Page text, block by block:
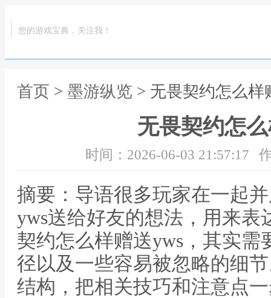
您的游戏宝典，关注我！
首页 > 墨游纵览 > 无畏契约怎么样
无畏契约怎
时间：2026-06-03 21:57:17
摘要：导语很多玩家在一起
yws送给好友的想法，用来表
契约怎么样赠送yws，其实
径以及一些容易被忽略的细
结构，把相关技巧和注意点